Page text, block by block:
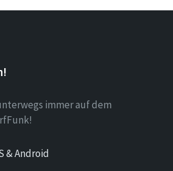
immer auf dem
& Android